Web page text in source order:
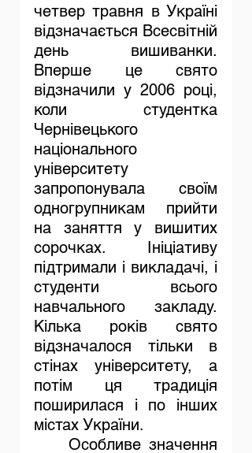
четвер травня в Україні
відзначається Всесвітній
день вишиванки.
Вперше це свято
відзначили у 2006 році,
коли студентка
Чернівецького
національного
університету
запропонувала своїм
одногрупникам прийти
на заняття у вишитих
сорочках. Ініціативу
підтримали і викладачі, і
студенти всього
навчального закладу.
Кілька років свято
відзначалося тільки в
стінах університету, а
потім ця традиція
поширилася і по інших
містах України.